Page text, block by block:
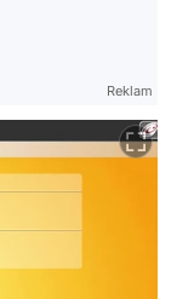
Reklam